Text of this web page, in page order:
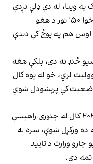
په وینا، له دې ډلې نږدې
۸۰۰ تنه ښځې او ماشومان دي او شاوخوا ۱۵۰ نور د هغو
اوس هم په پوځ کې دندې
ځنډ نه دی، بلکې هغه
لري، خو له یوه کال
کې پرېښودل شوي
افغان ایواک همداراز ادعا کړې چې د ۲۰۲۶ کال له جنورۍ راهیسې
ده ورکړل شوې، سره له
چارو وزارت د تایید
تمه دي.